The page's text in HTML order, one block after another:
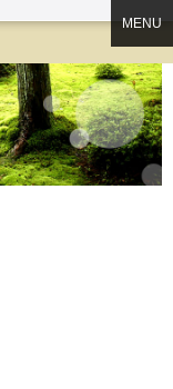
MENU